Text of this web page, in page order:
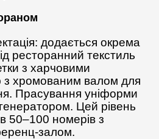
додається окрема
ресторанний текстиль
з харчовими
з хромованим валом для
Прасування уніформи
Цей рівень
50–100 номерів з
залом.